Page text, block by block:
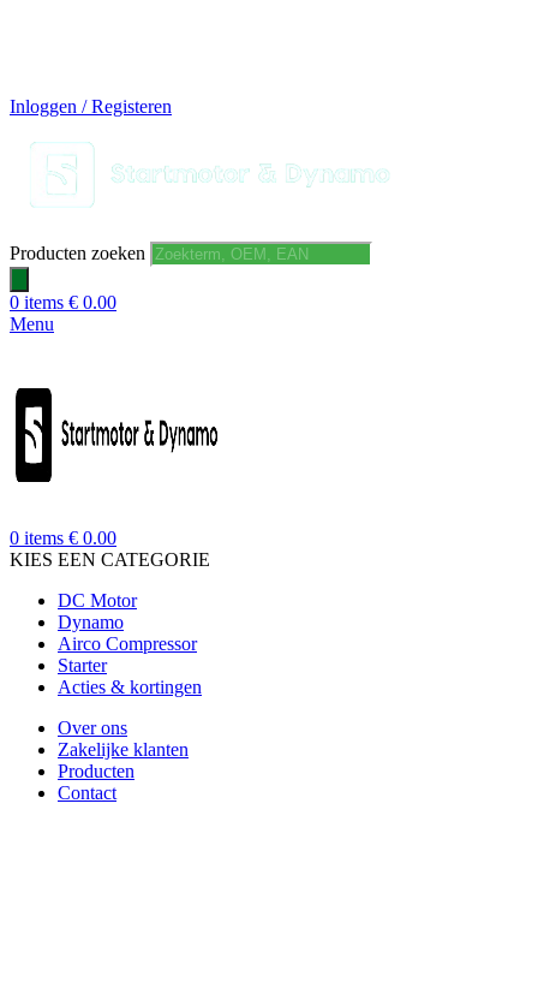
Inloggen / Registeren
Producten zoeken
0 items € 0.00
Menu
0 items € 0.00
KIES EEN CATEGORIE
DC Motor
Dynamo
Airco Compressor
Starter
Acties & kortingen
Over ons
Zakelijke klanten
Producten
Contact